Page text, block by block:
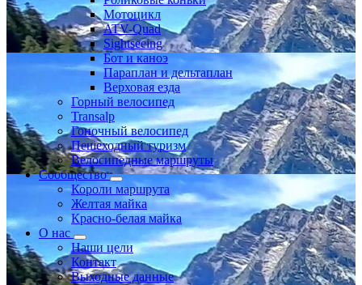
Мотоцикл
ATV-Quad
Sightseeing
Бот и каноэ
Параплан и дельтаплан
Верховая езда
Горный велосипед
Transalp
Гоночный велосипед
Пешеходный туризм
Велосипедные маршруты
Сообщество
Короли маршрута
Желтая майка
Красно-белая майка
О нас
Наши цели
Контакт
Выходные данные